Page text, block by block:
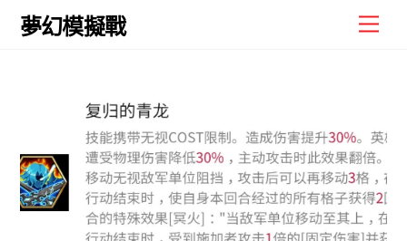
Skip
夢幻模擬戰